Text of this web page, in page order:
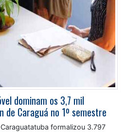
dominam os 3,7 mil
de Caraguá no 1º semestre
formalizou 3.797